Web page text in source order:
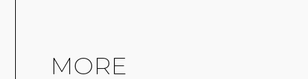
MORE